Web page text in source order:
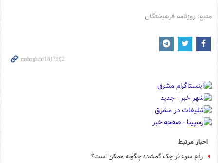
منبع: روزنامه فرهیختگان
اخبار مرتبط
رفع سوءاثر چک گمشده چگونه ممکن است؟